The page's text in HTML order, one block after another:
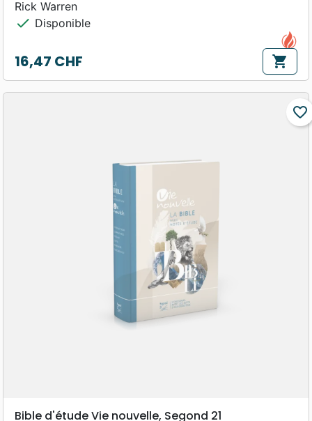
Rick Warren
check Disponible
Prix
16,47 CHF shopping_cart
favorite_border
Bible d'étude Vie nouvelle, Segond 21